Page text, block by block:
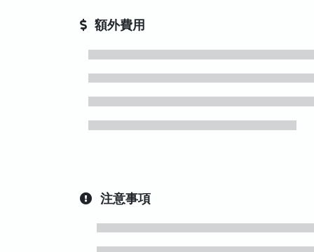
額外費用
注意事項